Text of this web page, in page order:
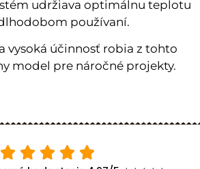
udržiava optimálnu teplotu
používaní.
vysoká účinnosť robia z tohto
model pre náročné projekty.